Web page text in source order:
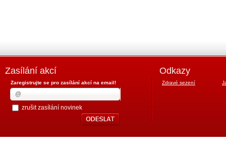
Zasílání akcí
Zaregistrujte se pro zasílání akcí na email!
zrušit zasílání novinek
Odkazy
Zdravé sezení